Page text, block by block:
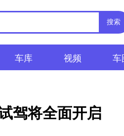
搜索
车库 视频 车
驾将全面开启